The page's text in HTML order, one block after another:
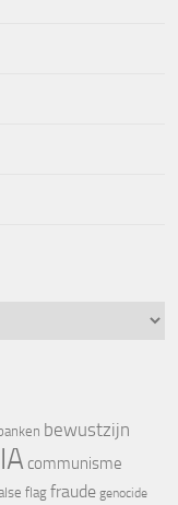
bewustzijn
communisme
flagfraude genocide